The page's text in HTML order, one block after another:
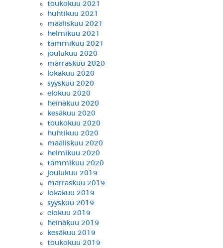
toukokuu 2021
huhtikuu 2021
maaliskuu 2021
helmikuu 2021
tammikuu 2021
joulukuu 2020
marraskuu 2020
lokakuu 2020
syyskuu 2020
elokuu 2020
heinäkuu 2020
kesäkuu 2020
toukokuu 2020
huhtikuu 2020
maaliskuu 2020
helmikuu 2020
tammikuu 2020
joulukuu 2019
marraskuu 2019
lokakuu 2019
syyskuu 2019
elokuu 2019
heinäkuu 2019
kesäkuu 2019
toukokuu 2019